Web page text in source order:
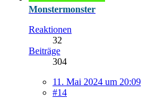
Monstermonster
Reaktionen
32
Beiträge
304
11. Mai 2024 um 20:09
#14